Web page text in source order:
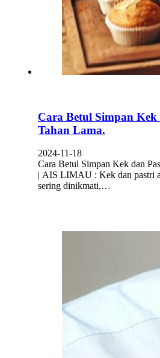
Cara Betul Simpan
Tahan Lama.
2024-11-18
Cara Betul Simpan Kek dan
| AIS LIMAU : Kek dan pastri
sering dinikmati,…